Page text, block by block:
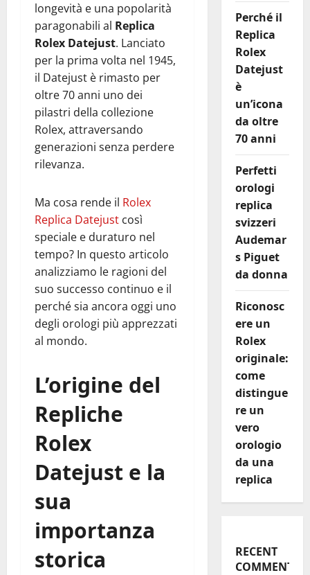
longevità e una popolarità
paragonabili al Replica
Rolex Datejust. Lanciato
per la prima volta nel 1945,
il Datejust è rimasto per
oltre 70 anni uno dei
pilastri della collezione
Rolex, attraversando
generazioni senza perdere
rilevanza.
Ma cosa rende il Rolex
Replica Datejust così
speciale e duraturo nel
tempo? In questo articolo
analizziamo le ragioni del
suo successo continuo e il
perché sia ancora oggi uno
degli orologi più apprezzati
al mondo.
L’origine del
Repliche
Rolex
Datejust e la
sua
importanza
storica
Perché il
Replica
Rolex
Datejust
è
un’icona
da oltre
70 anni
Perfetti
orologi
replica
svizzeri
Audemar
s Piguet
da donna
Riconosc
ere un
Rolex
originale:
come
distingue
re un
vero
orologio
da una
replica
RECENT
COMMENTS